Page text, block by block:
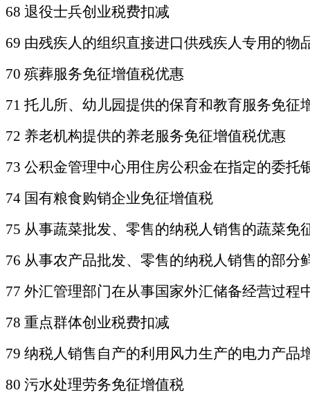
68 退役士兵创业税费扣减
69 由残疾人的组织直接进口供残疾人专用的物
70 殡葬服务免征增值税优惠
71 托儿所、幼儿园提供的保育和教育服务免征
72 养老机构提供的养老服务免征增值税优惠
73 公积金管理中心用住房公积金在指定的委
74 国有粮食购销企业免征增值税
75 从事蔬菜批发、零售的纳税人销售的蔬菜免
76 从事农产品批发、零售的纳税人销售的部分
77 外汇管理部门在从事国家外汇储备经营过程
78 重点群体创业税费扣减
79 纳税人销售自产的利用风力生产的电力产品
80 污水处理劳务免征增值税